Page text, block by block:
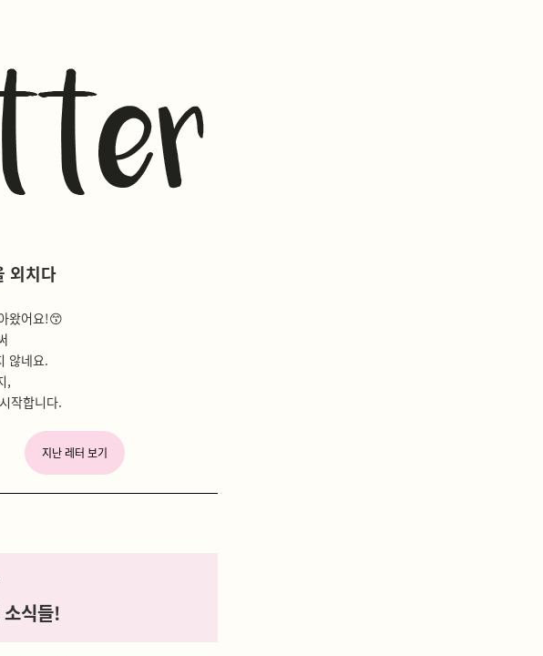
외치다
왔어요!😙
않네요.
,
작합니다.
지난 레터 보기
식들!